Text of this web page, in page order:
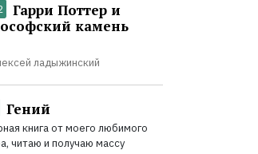
Гарри Поттер и
камень
ладыжинский
Гений
книга от моего любимого
читаю и получаю массу